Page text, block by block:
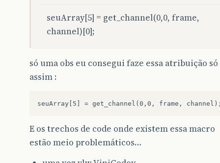
seuArray[5] = get_channel(0,0, frame,
channel)[0];
só uma obs eu consegui faze essa atribuição só
assim :
E os trechos de code onde existem essa macro
estão meio problemáticos…